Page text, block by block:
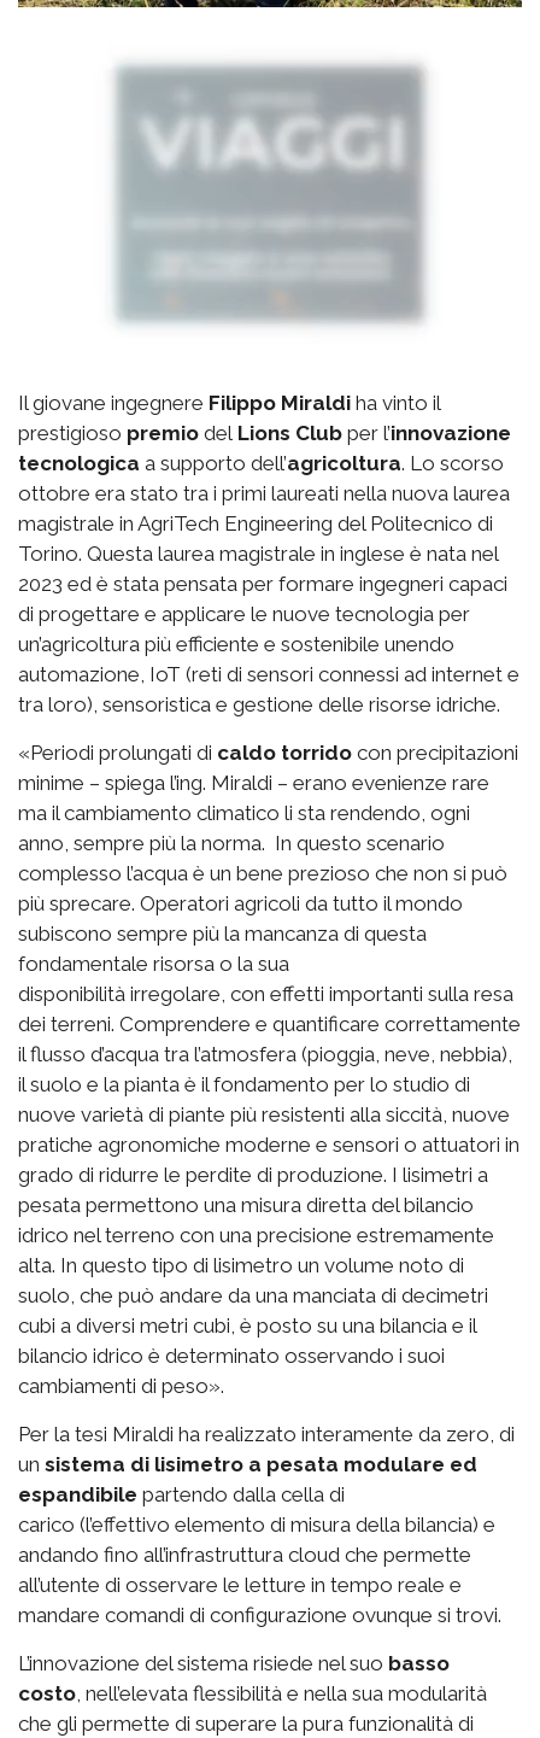
Il giovane ingegnere Filippo Miraldi ha vinto il
prestigioso premio del Lions Club per l’innovazione
tecnologica a supporto dell’agricoltura. Lo scorso
ottobre era stato tra i primi laureati nella nuova laurea
magistrale in AgriTech Engineering del Politecnico di
Torino. Questa laurea magistrale in inglese è nata nel
2023 ed è stata pensata per formare ingegneri capaci
di progettare e applicare le nuove tecnologia per
un’agricoltura più efficiente e sostenibile unendo
automazione, IoT (reti di sensori connessi ad internet e
tra loro), sensoristica e gestione delle risorse idriche.
«Periodi prolungati di caldo torrido con precipitazioni
minime – spiega l’ing. Miraldi – erano evenienze rare
ma il cambiamento climatico li sta rendendo, ogni
anno, sempre più la norma. In questo scenario
complesso l’acqua è un bene prezioso che non si può
più sprecare. Operatori agricoli da tutto il mondo
subiscono sempre più la mancanza di questa
fondamentale risorsa o la sua
disponibilità irregolare, con effetti importanti sulla resa
dei terreni. Comprendere e quantificare correttamente
il flusso d’acqua tra l’atmosfera (pioggia, neve, nebbia),
il suolo e la pianta è il fondamento per lo studio di
nuove varietà di piante più resistenti alla siccità, nuove
pratiche agronomiche moderne e sensori o attuatori in
grado di ridurre le perdite di produzione. I lisimetri a
pesata permettono una misura diretta del bilancio
idrico nel terreno con una precisione estremamente
alta. In questo tipo di lisimetro un volume noto di
suolo, che può andare da una manciata di decimetri
cubi a diversi metri cubi, è posto su una bilancia e il
bilancio idrico è determinato osservando i suoi
cambiamenti di peso».
Per la tesi Miraldi ha realizzato interamente da zero, di
un sistema di lisimetro a pesata modulare ed
espandibile partendo dalla cella di
carico (l’effettivo elemento di misura della bilancia) e
andando fino all’infrastruttura cloud che permette
all’utente di osservare le letture in tempo reale e
mandare comandi di configurazione ovunque si trovi.
L’innovazione del sistema risiede nel suo basso
costo, nell’elevata flessibilità e nella sua modularità
che gli permette di superare la pura funzionalità di